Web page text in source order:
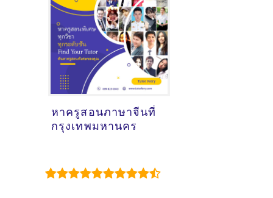
หาครูสอนภาษาจีนที่
กรุงเทพมหานคร